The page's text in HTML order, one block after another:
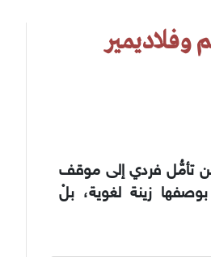
وفلاديمير
تأمُّل فردي إلى موقف
زينة لغوية، بلْ